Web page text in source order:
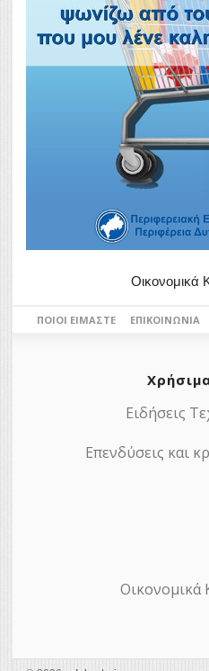
Οικονομικά
ΠΟΙΟΙ ΕΊΜΑΣΤΕ ΕΠΙΚΟΙΝΩΝΊΑ
Ειδήσεις
Επενδύσεις και
Οικονομικά